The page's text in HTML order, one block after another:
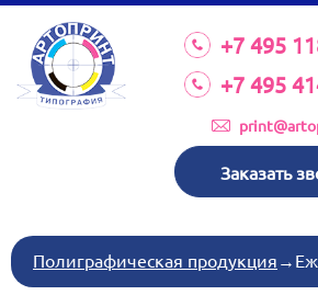
+7 495
+7 495
Заказать
О КОМПАНИИ
УСЛУГИ
КАТАЛОГ
ТРЕБОВАНИЯ К МАКЕТАМ
НОВОСТИ
ИНВЕСТИЦИИ
Полиграфическая продукция →